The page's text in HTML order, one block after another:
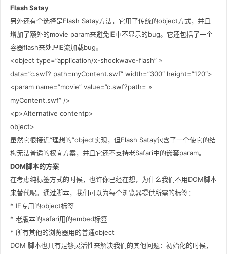
Flash Satay
另外还有个选择是Flash Satay方法，它用了传统的object方式，并且
增加了额外的movie param来避免IE中不显示的bug。它还包括了一个
容器flash来处理IE流加载bug。
<object type=”application/x-shockwave-flash” »
data=”c.swf? path=myContent.swf” width=”300″ height=”120″>
<param name=”movie” value=”c.swf?path= »
myContent.swf” />
<p>Alternative contentp>
object>
虽然它很接近“理想的”object实现，但Flash Satay包含了一个使它的结
构无法普适的权宜方案，并且它还不支持老Safari中的嵌套param。
DOM脚本的方案
在考虑纯标签方式的时候，也许你已经在想，为什么我们不用DOM脚本
来替代呢。通过脚本，我们可以为每个浏览器提供所需的标签：
* IE专用的object标签
* 老版本的safari用的embed标签
* 所有其他的浏览器用的普通object
DOM 脚本也具有足够灵活性来解决我们的其他问题：初始化的时候，